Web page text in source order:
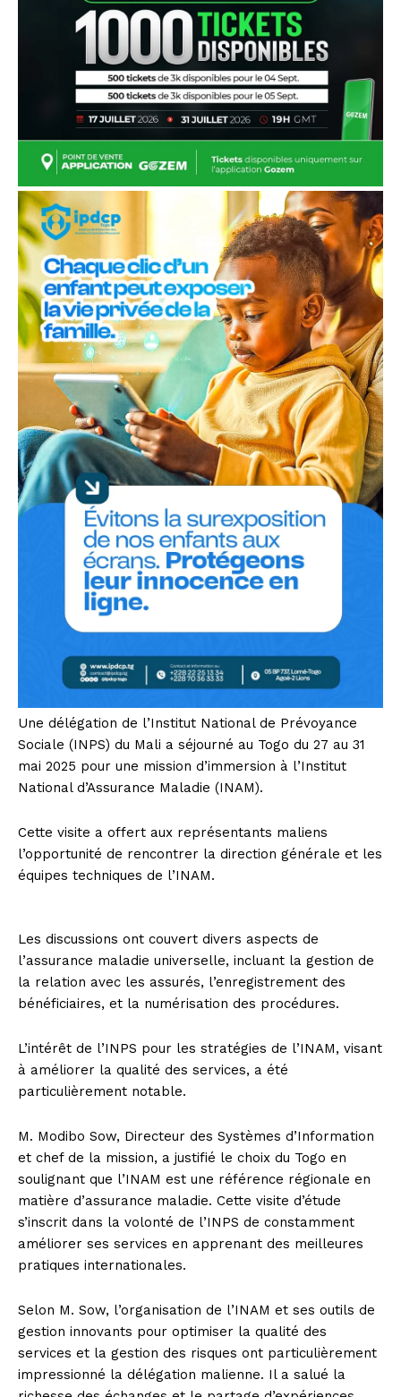
Une délégation de l’Institut National de Prévoyance
Sociale (INPS) du Mali a séjourné au Togo du 27 au 31
mai 2025 pour une mission d’immersion à l’Institut
National d’Assurance Maladie (INAM).
Cette visite a offert aux représentants maliens
l’opportunité de rencontrer la direction générale et les
équipes techniques de l’INAM.
Les discussions ont couvert divers aspects de
l’assurance maladie universelle, incluant la gestion de
la relation avec les assurés, l’enregistrement des
bénéficiaires, et la numérisation des procédures.
L’intérêt de l’INPS pour les stratégies de l’INAM, visant
à améliorer la qualité des services, a été
particulièrement notable.
M. Modibo Sow, Directeur des Systèmes d’Information
et chef de la mission, a justifié le choix du Togo en
soulignant que l’INAM est une référence régionale en
matière d’assurance maladie. Cette visite d’étude
s’inscrit dans la volonté de l’INPS de constamment
améliorer ses services en apprenant des meilleures
pratiques internationales.
Selon M. Sow, l’organisation de l’INAM et ses outils de
gestion innovants pour optimiser la qualité des
services et la gestion des risques ont particulièrement
impressionné la délégation malienne. Il a salué la